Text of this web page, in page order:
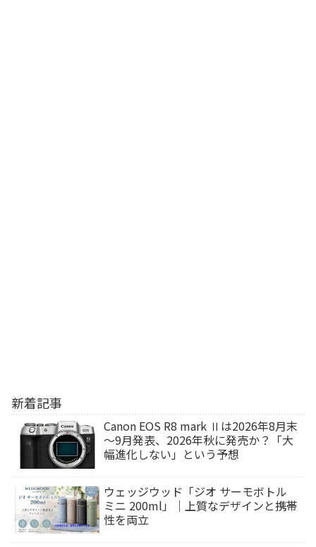
新着記事
Canon EOS R8 mark Ⅱは2026年8月末
～9月発表、2026年秋に発売か？「大
幅進化しない」という予想
ウェッジウッド「ジオ サーモボトル
ミニ 200ml」｜上質なデザインと携帯
性を両立